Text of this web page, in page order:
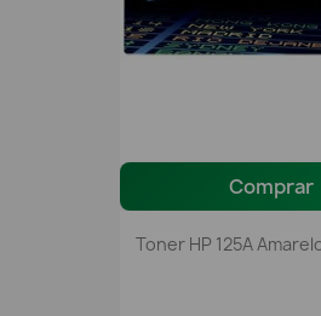
Comprar
Toner HP 125A